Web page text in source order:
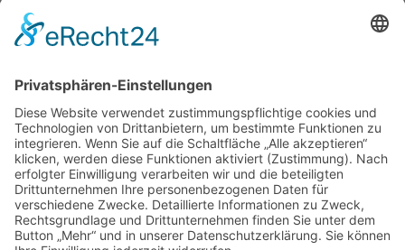
Kategorien
Allgemein
Ausbildung